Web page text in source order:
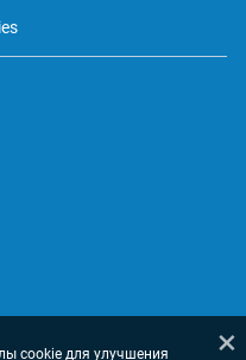
×
cookie для улучшения